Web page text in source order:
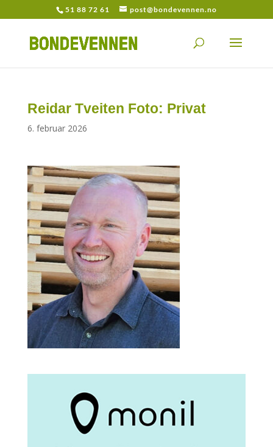
51 88 72 61 post@bondevennen.no
Reidar Tveiten Foto: Privat
6. februar 2026